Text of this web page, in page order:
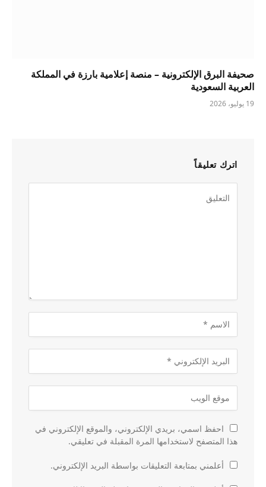
صحيفة البرق الإلكترونية – منصة إعلامية بارزة في المملكة
العربية السعودية
19 يوليو، 2026
اترك تعليقاً
احفظ اسمي، بريدي الإلكتروني، والموقع الإلكتروني في
هذا المتصفح لاستخدامها المرة المقبلة في تعليقي.
أعلمني بمتابعة التعليقات بواسطة البريد الإلكتروني.